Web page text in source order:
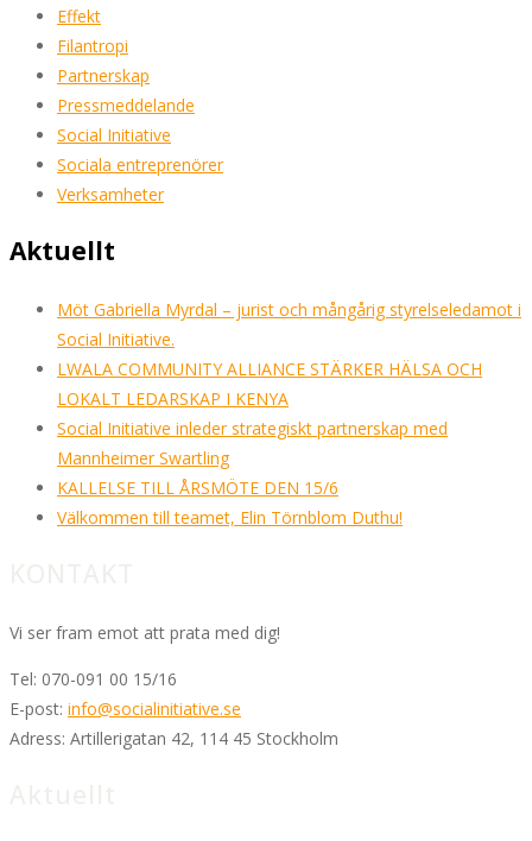
Effekt
Filantropi
Partnerskap
Pressmeddelande
Social Initiative
Sociala entreprenörer
Verksamheter
Aktuellt
Möt Gabriella Myrdal – jurist och mångårig styrelseledamot i
Social Initiative.
LWALA COMMUNITY ALLIANCE STÄRKER HÄLSA OCH
LOKALT LEDARSKAP I KENYA
Social Initiative inleder strategiskt partnerskap med
Mannheimer Swartling
KALLELSE TILL ÅRSMÖTE DEN 15/6
Välkommen till teamet, Elin Törnblom Duthu!
Vi ser fram emot att prata med dig!
Tel: 070-091 00 15/16
E-post: info@socialinitiative.se
Adress: Artillerigatan 42, 114 45 Stockholm